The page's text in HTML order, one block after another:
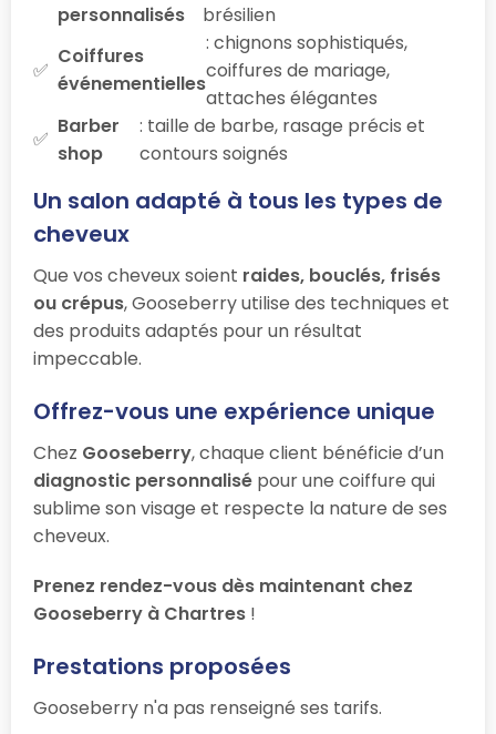
personnalisés
brésilien
Coiffures
événementielles
: chignons sophistiqués,
coiffures de mariage,
attaches élégantes
Barber
shop
: taille de barbe, rasage précis et
contours soignés
Un salon adapté à tous les types de
cheveux
Que vos cheveux soient raides, bouclés, frisés
ou crépus, Gooseberry utilise des techniques et
des produits adaptés pour un résultat
impeccable.
Offrez-vous une expérience unique
Chez Gooseberry, chaque client bénéficie d’un
diagnostic personnalisé pour une coiffure qui
sublime son visage et respecte la nature de ses
cheveux.
Prenez rendez-vous dès maintenant chez
Gooseberry à Chartres !
Prestations proposées
Gooseberry n'a pas renseigné ses tarifs.